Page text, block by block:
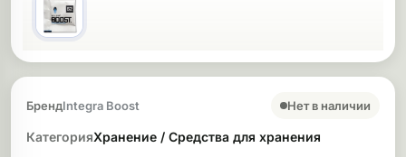
Покупка и основные сведения
БрендIntegra Boost Нет в наличии
КатегорияХранение / Средства для хранения